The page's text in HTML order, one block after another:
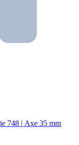
748 | Axe 35 mm